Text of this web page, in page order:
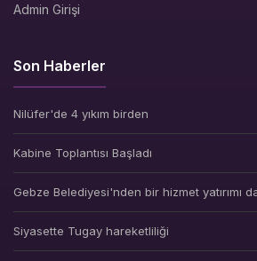
Admin Girişi
Son Haberler
Nilüfer'de 4 yıkım birden
Kabine Toplantısı Başladı
Gebze Belediyesi'nden bir hizmet yatırımı
Siyasette Tugay hareketliliği